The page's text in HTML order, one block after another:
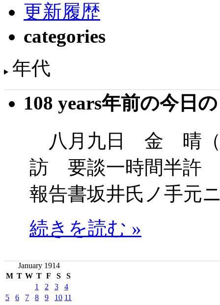
更新履歴
categories
年代
108 years年前の今日
八月九日 金 晴（
訪 要談一時間半許
報告書坂井氏ノ手元
続きを読む »
January 1914
M T W T F S
S
1
2 3
4
5
6 7 8 9 10 11